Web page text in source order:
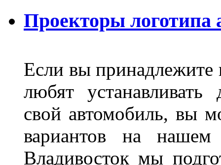
Проекторы логотипа
Если вы принадлежите
любят устанавливать
свой автомобиль, вы
вариантов на
Владивосток мы